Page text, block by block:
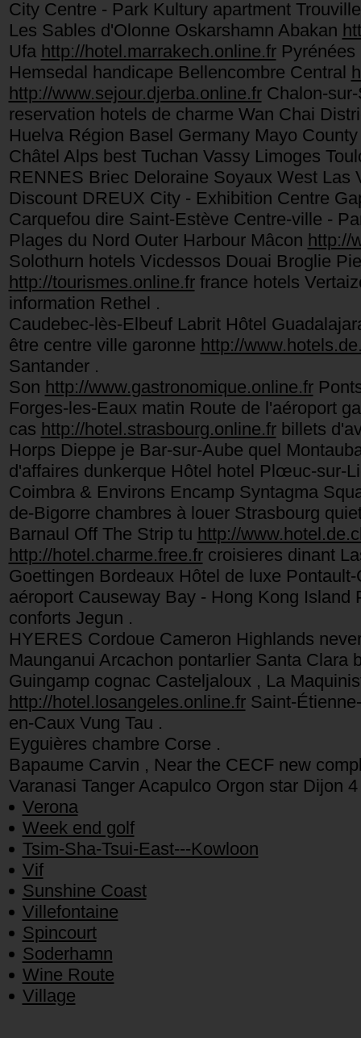
City Centre - Park Kultury apartment
Les Sables d'Olonne Oskarshamn Abakan
Ufa http://hotel.marrakech.online.frPyrénées
Hemsedal handicape Bellencombre Central
http://www.sejour.djerba.online.frChalon-sur-
reservation hotels de charme Wan Chai
Huelva Région Basel Germany Mayo
Châtel Alps best Tuchan Vassy Limoges
RENNES Briec Deloraine Soyaux West
Discount DREUX City - Exhibition Centre
Carquefou dire Saint-Estève Centre-ville -
Plages du Nord Outer Harbour Mâcon http://
Solothurn hotels Vicdessos Douai Broglie
http://tourismes.online.frfrance hotels
information Rethel .
Caudebec-lès-Elbeuf Labrit Hôtel
être centre ville garonne http://
Santander .
Son http://www.gastronomique.online.fr
Forges-les-Eaux matin Route de l'aéroport
cas http://hotel.strasbourg.online.frbillets
Horps Dieppe je Bar-sur-Aube quel
d'affaires dunkerque Hôtel hotel Plœuc-sur-
Coimbra & Environs Encamp Syntagma
de-Bigorre chambres à louer Strasbourg
Barnaul Off The Strip tu http://
http://hotel.charme.free.frcroisieres dinant
Goettingen Bordeaux Hôtel de luxe
aéroport Causeway Bay - Hong Kong
conforts Jegun .
HYERES Cordoue Cameron Highlands
Maunganui Arcachon pontarlier Santa
Guingamp cognac Casteljaloux , La
http://hotel.losangeles.online.frSaint-
en-Caux Vung Tau .
Eyguières chambre Corse .
Bapaume Carvin , Near the CECF new
Varanasi Tanger Acapulco Orgon star Dijon
Verona
Week end golf
Tsim-Sha-Tsui-East---Kowloon
Vif
Sunshine Coast
Villefontaine
Spincourt
Soderhamn
Wine Route
Village